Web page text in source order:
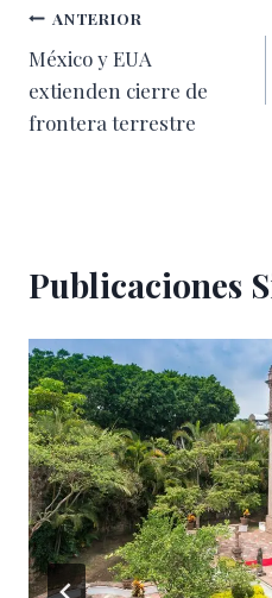
Navegación
de
entradas
ANTERIOR
México y EUA
extienden cierre de
frontera terrestre
Publicaciones